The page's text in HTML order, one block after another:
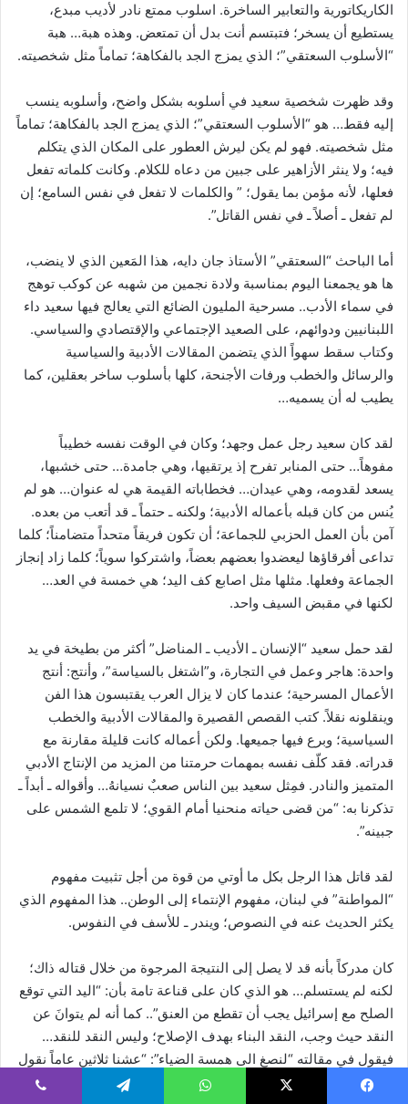
الكاريكاتورية والتعابير الساخرة. اسلوب ممتع نادر لأديب مبدع،
يستطيع أن يسخر؛ فتبتسم أنت بدل أن تمتعض. وهذه هبة… هبة
“الأسلوب السعتقي”؛ الذي يمزج الجد بالفكاهة؛ تماماً مثل شخصيته.
وقد ظهرت شخصية سعيد في أسلوبه بشكل واضح، وأسلوبه ينسب
إليه فقط… هو “الأسلوب السعتقي”؛ الذي يمزج الجد بالفكاهة؛ تماماً
مثل شخصيته. فهو لم يكن ليرش العطور على المكان الذي يتكلم
فيه؛ ولا ينثر الأزاهير على جبين من دعاه للكلام. وكانت كلماته تفعل
فعلها، لأنه مؤمن بما يقول؛ ” والكلمات لا تفعل في نفس السامع؛ إن
لم تفعل ـ أصلاً ـ في نفس القاتل”.
أما الباحث “السعتقي” الأستاذ جان دايه، هذا المَعين الذي لا ينضب،
ها هو يجمعنا اليوم بمناسبة ولادة نجمين من شهبه عن كوكب توهج
في سماء الأدب.. مسرحية المليون الضائع التي يعالج فيها سعيد داء
اللبنانيين ودوائهم، على الصعيد الإجتماعي والإقتصادي والسياسي.
وكتاب سقط سهواً الذي يتضمن المقالات الأدبية والسياسية
والرسائل والخطب ورفات الأجنحة، كلها بأسلوب ساخر بعقلين، كما
يطيب له أن يسميه…
لقد كان سعيد رجل عمل وجهد؛ وكان في الوقت نفسه خطيباً
مفوهاً… حتى المنابر تفرح إذ يرتقيها، وهي جامدة… حتى خشبها،
يسعد لقدومه، وهي عيدان… فخطاباته القيمة هي له عنوان… هو لم
يُنس من كان قبله بأعماله الأدبية؛ ولكنه ـ حتماً ـ قد أتعب من بعده.
آمن بأن العمل الحزبي للجماعة؛ أن تكون فريقاً متحداً متضامناً؛ كلما
تداعى أفرقاؤها ليعضدوا بعضهم بعضاً، واشتركوا سوياً؛ كلما زاد إنجاز
الجماعة وفعلها. مثلها مثل اصابع كف اليد؛ هي خمسة في العد…
لكنها في مقبض السيف واحد.
لقد حمل سعيد “الإنسان ـ الأديب ـ المناضل” أكثر من بطيخة في يد
واحدة: هاجر وعمل في التجارة، و”اشتغل بالسياسة”، وأنتج: أنتج
الأعمال المسرحية؛ عندما كان لا يزال العرب يقتبسون هذا الفن
وينقلونه نقلاً. كتب القصص القصيرة والمقالات الأدبية والخطب
السياسية؛ وبرع فيها جميعها. ولكن أعماله كانت قليلة مقارنة مع
قدراته. فقد كلّف نفسه بمهمات حرمتنا من المزيد من الإنتاج الأدبي
المتميز والنادر. فمِثل سعيد بين الناس صعبٌ نسيانهُ… وأقواله ـ أبداً ـ
تذكرنا به: “من قضى حياته منحنيا أمام القوي؛ لا تلمع الشمس على
جبينه”.
لقد قاتل هذا الرجل بكل ما أوتي من قوة من أجل تثبيت مفهوم
“المواطنة” في لبنان، مفهوم الإنتماء إلى الوطن.. هذا المفهوم الذي
يكثر الحديث عنه في النصوص؛ ويندر ـ للأسف في النفوس.
كان مدركاً بأنه قد لا يصل إلى النتيجة المرجوة من خلال قتاله ذاك؛
لكنه لم يستسلم… هو الذي كان على قناعة تامة بأن: “اليد التي توقع
الصلح مع إسرائيل يجب أن تقطع من العنق”.. كما أنه لم يتوانَ عن
النقد حيث وجب، النقد البناء بهدف الإصلاح؛ وليس النقد للنقد…
فيقول في مقالته “لنصغِ الى همسة الضياء”: “عشنا ثلاثين عاماً نقول
لليهود: لن نقبلكم فاتحين في أرض ورثناها، واليوم نضرع إليهم ان